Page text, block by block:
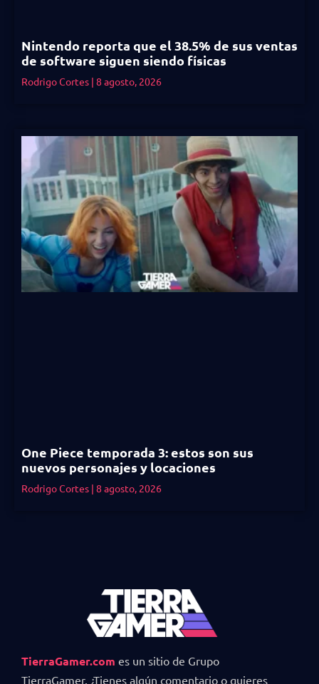
Nintendo reporta que el 38.5% de sus ventas
de software siguen siendo físicas
Rodrigo Cortes 8 agosto, 2026
One Piece temporada 3: estos son sus
nuevos personajes y locaciones
Rodrigo Cortes 8 agosto, 2026
TierraGamer.com es un sitio de Grupo
TierraGamer. ¿Tienes algún comentario o quieres